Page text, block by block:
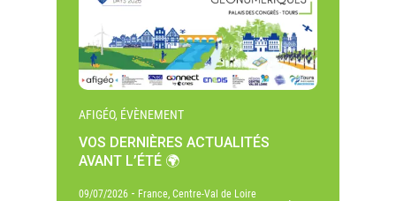
AFIGÉO, ÉVÈNEMENT
VOS DERNIÈRES ACTUALITÉS
AVANT L’ÉTÉ 🌍
09/07/2026 - France, Centre-Val de Loire